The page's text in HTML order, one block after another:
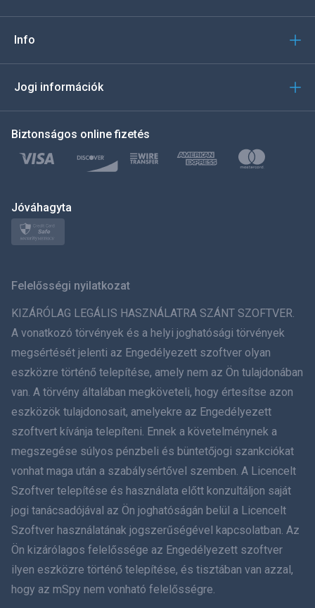
Türkçe
Polski
ภาษาไทย
简体中文
Dansk
हिंदी
עברית
Română
Ελληνικά
Info
Jogi információk
Biztonságos online fizetés
Jóváhagyta
Felelősségi nyilatkozat
KIZÁRÓLAG LEGÁLIS HASZNÁLATRA SZÁNT SZOFTVER.
A vonatkozó törvények és a helyi joghatósági törvények
megsértését jelenti az Engedélyezett szoftver olyan
eszközre történő telepítése, amely nem az Ön tulajdonában
van. A törvény általában megköveteli, hogy értesítse azon
eszközök tulajdonosait, amelyekre az Engedélyezett
szoftvert kívánja telepíteni. Ennek a követelménynek a
megszegése súlyos pénzbeli és büntetőjogi szankciókat
vonhat maga után a szabálysértővel szemben. A Licencelt
Szoftver telepítése és használata előtt konzultáljon saját
jogi tanácsadójával az Ön joghatóságán belül a Licencelt
Szoftver használatának jogszerűségével kapcsolatban. Az
Ön kizárólagos felelőssége az Engedélyezett szoftver
ilyen eszközre történő telepítése, és tisztában van azzal,
hogy az mSpy nem vonható felelősségre.